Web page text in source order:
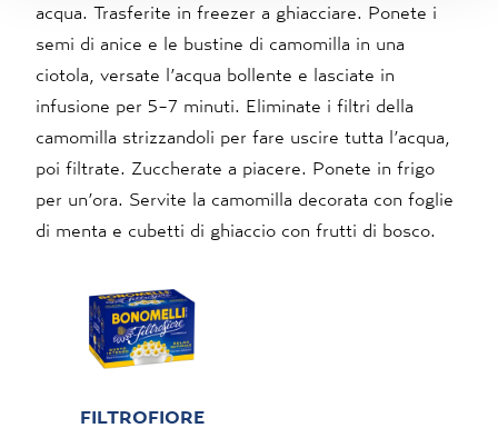
acqua. Trasferite in freezer a ghiacciare. Ponete i
semi di anice e le bustine di camomilla in una
ciotola, versate l’acqua bollente e lasciate in
infusione per 5-7 minuti. Eliminate i filtri della
camomilla strizzandoli per fare uscire tutta l’acqua,
poi filtrate. Zuccherate a piacere. Ponete in frigo
per un’ora. Servite la camomilla decorata con foglie
di menta e cubetti di ghiaccio con frutti di bosco.
FILTROFIORE